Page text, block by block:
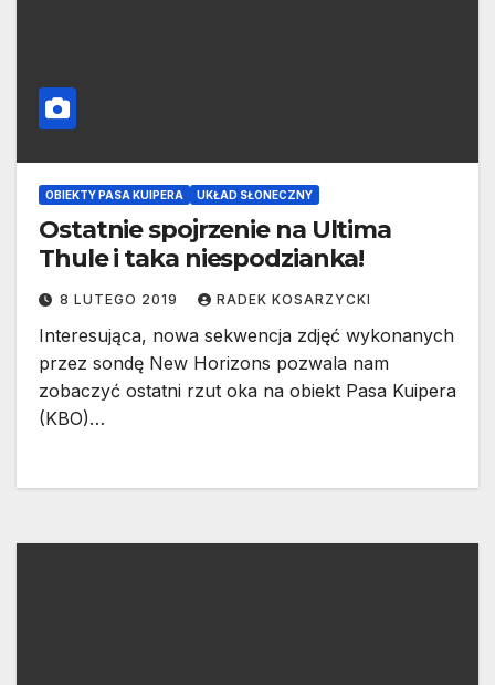
OBIEKTY PASA KUIPERA UKŁAD SŁONECZNY
Ostatnie spojrzenie na Ultima
Thule i taka niespodzianka!
8 LUTEGO 2019 RADEK KOSARZYCKI
Interesująca, nowa sekwencja zdjęć wykonanych
przez sondę New Horizons pozwala nam
zobaczyć ostatni rzut oka na obiekt Pasa Kuipera
(KBO)…